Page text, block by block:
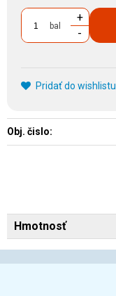
bal
+
-
Pridať do wishlistu
Obj. čislo:
Hmotnosť